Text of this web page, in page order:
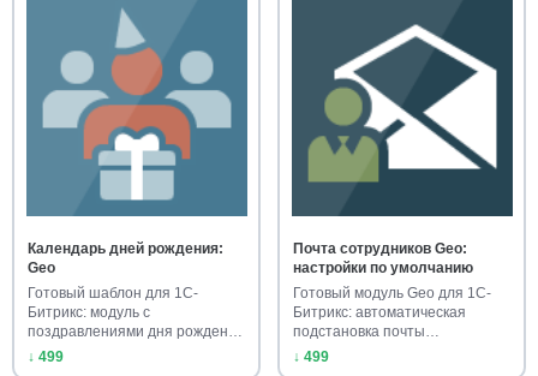
Календарь дней рождения:
Geo
Готовый шаблон для 1С-
Битрикс: модуль с
поздравлениями дня рождения
сотрудников.…
↓ 499
Почта сотрудников Geo:
настройки по умолчанию
Готовый модуль Geo для 1С-
Битрикс: автоматическая
подстановка почты
сотрудников …
↓ 499